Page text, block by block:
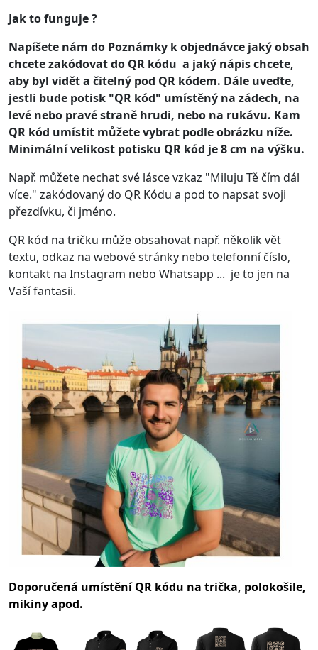
Jak to funguje ?
Napíšete nám do Poznámky k objednávce jaký obsah
chcete zakódovat do QR kódu a jaký nápis chcete,
aby byl vidět a čitelný pod QR kódem. Dále uveďte,
jestli bude potisk "QR kód" umístěný na zádech, na
levé nebo pravé straně hrudi, nebo na rukávu. Kam
QR kód umístit můžete vybrat podle obrázku níže.
Minimální velikost potisku QR kód je 8 cm na výšku.
Např. můžete nechat své lásce vzkaz "Miluju Tě čím dál
více." zakódovaný do QR Kódu a pod to napsat svoji
přezdívku, či jméno.
QR kód na tričku může obsahovat např. několik vět
textu, odkaz na webové stránky nebo telefonní číslo,
kontakt na Instagram nebo Whatsapp ... je to jen na
Vaší fantasii.
Doporučená umístění QR kódu na trička, polokošile,
mikiny apod.